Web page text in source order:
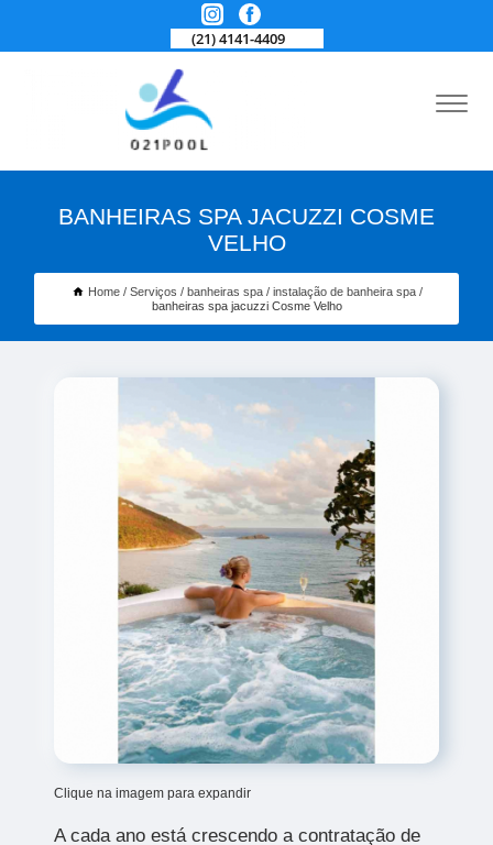
(21) 4141-4409
BANHEIRAS SPA JACUZZI COSME
VELHO
Home Serviços banheiras spa
instalação de banheira spa
banheiras spa jacuzzi Cosme Velho
Clique na imagem para expandir
A cada ano está crescendo a contratação de